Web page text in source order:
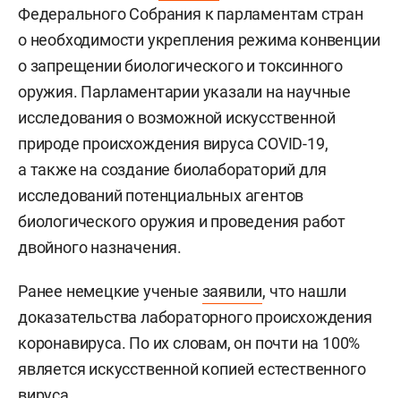
Федерального Собрания к парламентам стран
о необходимости укрепления режима конвенции
о запрещении биологического и токсинного
оружия. Парламентарии указали на научные
исследования о возможной искусственной
природе происхождения вируса COVID-19,
а также на создание биолабораторий для
исследований потенциальных агентов
биологического оружия и проведения работ
двойного назначения.
Ранее немецкие ученые заявили, что нашли
доказательства лабораторного происхождения
коронавируса. По их словам, он почти на 100%
является искусственной копией естественного